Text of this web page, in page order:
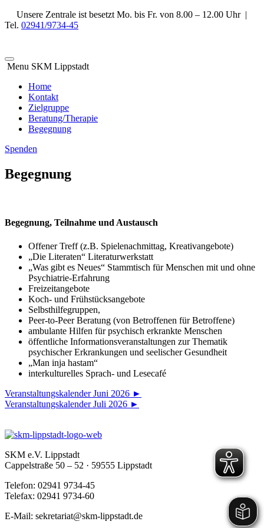
Unsere Zentrale ist besetzt Mo. bis Fr. von 8.00 – 12.00 Uhr |
Tel. 02941/9734-45
Menu SKM Lippstadt
Home
Kontakt
Zielgruppe
Beratung/Therapie
Begegnung
Spenden
Begegnung
Begegnung, Teilnahme und Austausch
Offener Treff (z.B. Spielenachmittag, Kreativangebote)
„Die Literaten“ Literaturwerkstatt
„Was gibt es Neues“ Stammtisch für Menschen mit und ohne
Psychiatrie-Erfahrung
Freizeitangebote
Koch- und Frühstücksangebote
Selbsthilfegruppen,
Peer-to-Peer Beratung (von Betroffenen für Betroffene)
ambulante Hilfen für psychisch erkrankte Menschen
öffentliche Informationsveranstaltungen zur Thematik
psychischer Erkrankungen und seelischer Gesundheit
„Man inja hastam“
interkulturelles Sprach- und Lesecafé
Veranstaltungskalender Juni 2026 ►
Veranstaltungskalender Juli 2026 ►
SKM e.V. Lippstadt
Cappelstraße 50 – 52 · 59555 Lippstadt
Telefon: 02941 9734-45
Telefax: 02941 9734-60
E-Mail: sekretariat@skm-lippstadt.de